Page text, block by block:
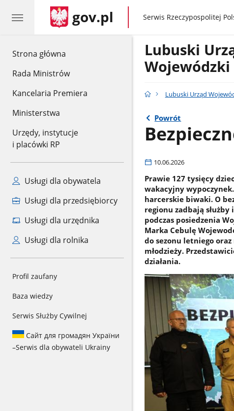
Strona główna
Rada Ministrów
Kancelaria Premiera
Ministerstwa
Urzędy, instytucje
i placówki RP
Usługi dla obywatela
Usługi dla przedsiębiorcy
Usługi dla urzędnika
Usługi dla rolnika
Profil zaufany
Baza wiedzy
Serwis Służby Cywilnej
Сайт для громадян України
–Serwis dla obywateli Ukrainy
gov.pl gov.pl
Serwis Rzeczypospolitej
Lubuski
Wojewódzki
Lubuski Urząd
Powrót
10.06.2026
Prawie 127 tysięcy
wakacyjny
harcerskie biwaki. O
regionu zadbają
podczas posiedzenia
Marka Cebulę
do sezonu letniego
młodzieży.
działania.